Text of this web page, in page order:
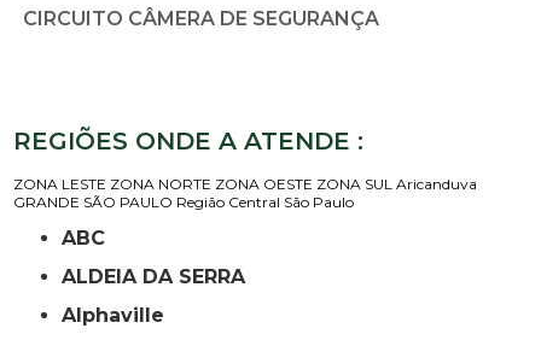
CIRCUITO CÂMERA DE SEGURANÇA
REGIÕES ONDE A ATENDE :
ZONA LESTE ZONA NORTE ZONA OESTE ZONA SUL Aricanduva
GRANDE SÃO PAULO Região Central São Paulo
ABC
ALDEIA DA SERRA
Alphaville